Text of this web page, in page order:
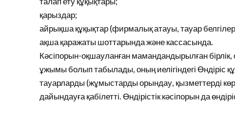
қарыздар;
айрықша құқықтар (фирмалық атауы, тауар
ақша қаражаты шоттарында және кассасында.
Кәсіпорын-оқшауланған мамандандырылған бірлік,
ұжымы болып табылады, оның иелігіндегі Өндіріс
тауарларды (жұмыстарды орындау, қызметтерді
дайындауға қабілетті. Өндірістік кәсіпорын да